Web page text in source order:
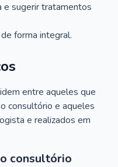
e sugerir tratamentos
forma integral.
entre aqueles que
consultório e aqueles
e realizados em
consultório